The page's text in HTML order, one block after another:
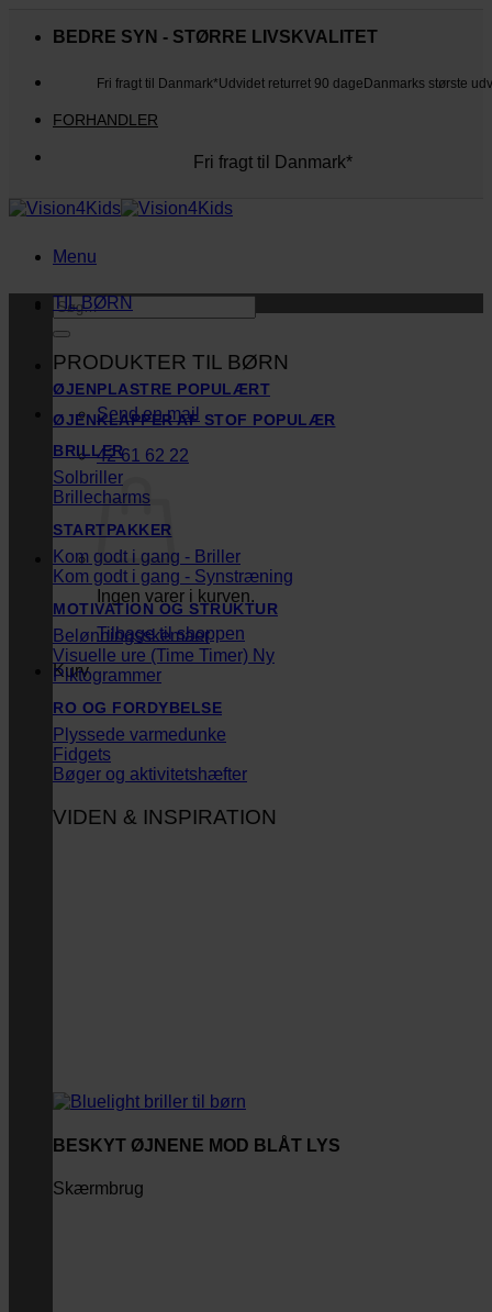
BEDRE SYN - STØRRE LIVSKVALITET
Fri fragt til Danmark*Udvidet returret 90 dage Danmarks største
FORHANDLER
Fri fragt til Danmark*
Menu
Søg
efter:
Send en mail
42 61 62 22
Ingen varer i kurven.
Tilbage til shoppen
Kurv
TIL BØRN
PRODUKTER TIL BØRN
ØJENPLASTRE
ØJENKLAPPER AF STOF
BRILLER
Solbriller
Brillecharms
STARTPAKKER
Kom godt i gang - Briller
Kom godt i gang - Synstræning
MOTIVATION OG STRUKTUR
Belønningsskemaer
Visuelle ure (Time Timer)
Piktogrammer
RO OG FORDYBELSE
Plyssede varmedunke
Fidgets
Bøger og aktivitetshæfter
VIDEN & INSPIRATION
BESKYT ØJNENE MOD BLÅT LYS
Skærmbrug